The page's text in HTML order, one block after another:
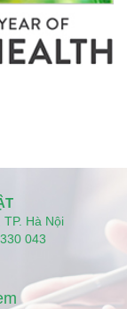
Hà Nội
043